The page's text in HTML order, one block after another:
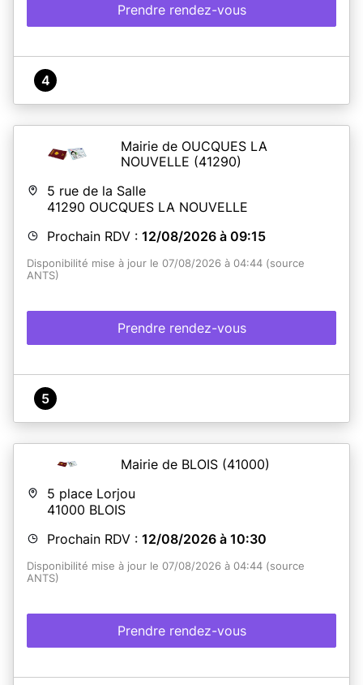
Prendre rendez-vous
4
Mairie de OUCQUES LA
NOUVELLE (41290)
5 rue de la Salle
41290 OUCQUES LA NOUVELLE
Prochain RDV : 12/08/2026 à 09:15
Disponibilité mise à jour le 07/08/2026 à 04:44 (source
ANTS)
Prendre rendez-vous
5
Mairie de BLOIS (41000)
5 place Lorjou
41000 BLOIS
Prochain RDV : 12/08/2026 à 10:30
Disponibilité mise à jour le 07/08/2026 à 04:44 (source
ANTS)
Prendre rendez-vous